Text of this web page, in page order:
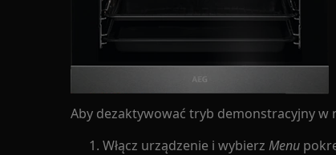
Aby dezaktywować tryb demonstracyjny w
Włącz urządzenie i wybierz Menu